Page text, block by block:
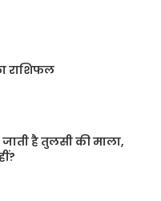
राशिफल
है तुलसी की माला,